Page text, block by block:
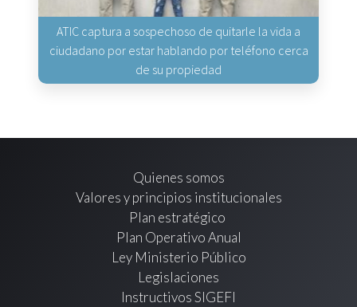
ATIC captura a sospechoso de quitarle la vida a
ciudadano por estar hablando por teléfono cerca
de su propiedad
Quienes somos
Valores y principios institucionales
Plan estratégico
Plan Operativo Anual
Ley Ministerio Público
Legislaciones
Instructivos SIGEFI